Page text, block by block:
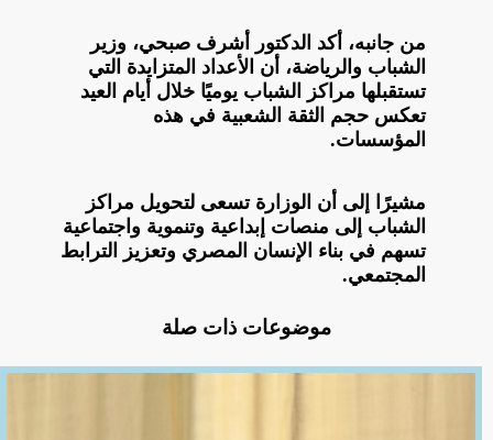
من جانبه، أكد الدكتور أشرف صبحي، وزير
الشباب والرياضة، أن الأعداد المتزايدة التي
تستقبلها مراكز الشباب يوميًا خلال أيام العيد
تعكس حجم الثقة الشعبية في هذه
المؤسسات.
مشيرًا إلى أن الوزارة تسعى لتحويل مراكز
الشباب إلى منصات إبداعية وتنموية واجتماعية
تسهم في بناء الإنسان المصري وتعزيز الترابط
المجتمعي.
موضوعات ذات صلة